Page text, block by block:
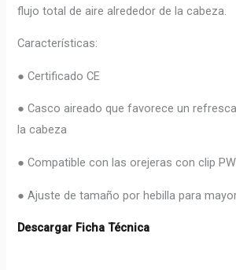
flujo total de aire alrededor de la cabeza.
Características:
● Certificado CE
● Casco aireado que favorece un
la cabeza
● Compatible con las orejeras con clip
● Ajuste de tamaño por hebilla para
Descargar Ficha Técnica